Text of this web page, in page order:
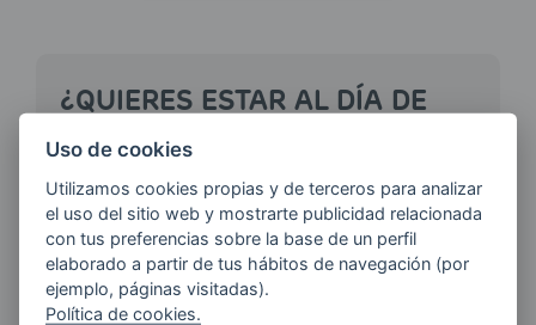
¿QUIERES ESTAR AL DÍA DE
ÚLTIMAS NOVEDADES?
E-MAIL
Uso de cookies
Utilizamos cookies propias y de terceros para analizar
el uso del sitio web y mostrarte publicidad relacionada
con tus preferencias sobre la base de un perfil
elaborado a partir de tus hábitos de navegación (por
ejemplo, páginas visitadas).
Política de cookies.